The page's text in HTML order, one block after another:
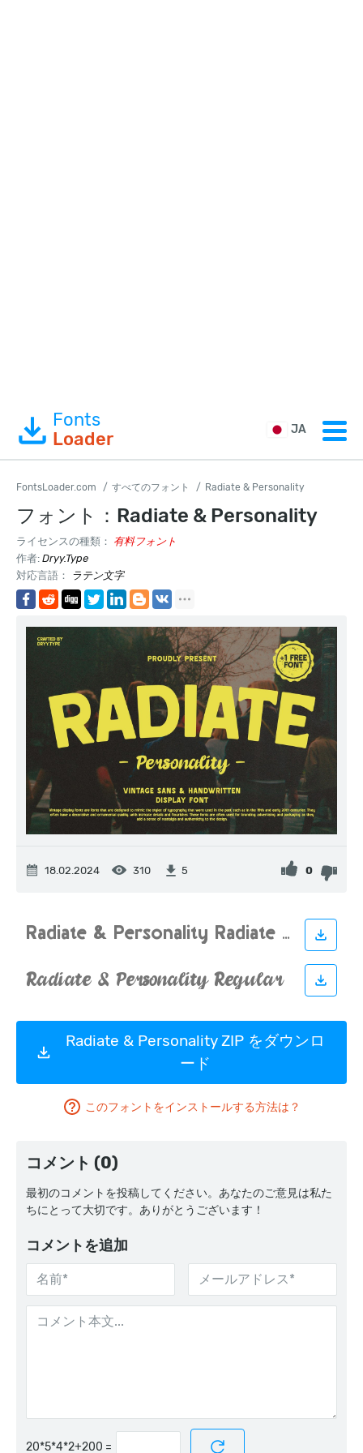
Fonts
Loader
JA
FontsLoader.com すべてのフォント Radiate & Personality
フォント：Radiate & Personality
ライセンスの種類： 有料フォント
作者: Dryy.Type
対応言語：
ラテン文字
18.02.2024 310 5 0
Radiate & Personality ZIP をダウンロ
ード
このフォントをインストールする方法は？
コメント (0)
最初のコメントを投稿してください。あなたのご意見は私た
ちにとって大切です。ありがとうございます！
コメントを追加
=